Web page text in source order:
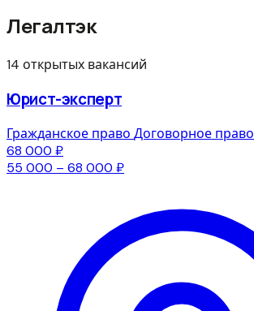
Легалтэк
14 открытых вакансий
Юрист-эксперт
Гражданское право Договорное право
68 000 ₽
55 000 – 68 000 ₽